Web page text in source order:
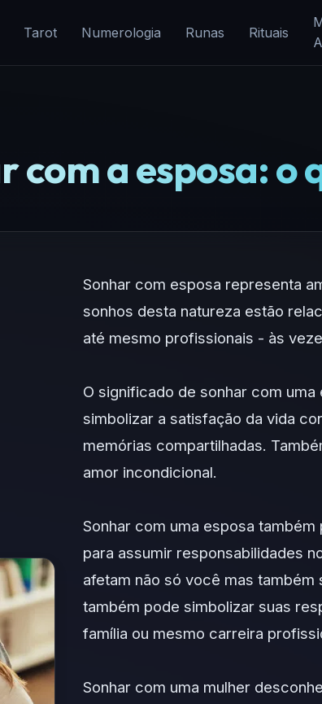
Tarot Numerologia Runas Rituais
com a esposa: o
Sonhar com esposa representa
sonhos desta natureza estão
até mesmo profissionais - às
O significado de sonhar com
simbolizar a satisfação da vida
memórias compartilhadas.
amor incondicional.
Sonhar com uma esposa
para assumir responsabilidades
afetam não só você mas
também pode simbolizar suas
família ou mesmo carreira
Sonhar com uma mulher